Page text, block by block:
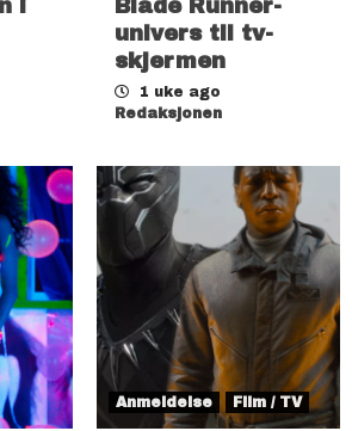
i
Blade Runner-
univers til tv-
skjermen
1 uke ago
Redaksjonen
Anmeldelse Film / TV